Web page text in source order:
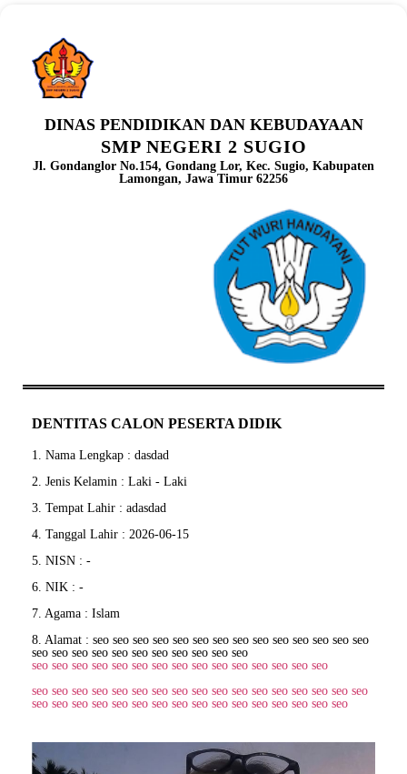
DINAS PENDIDIKAN DAN KEBUDAYAAN
SMP NEGERI 2 SUGIO
Jl. Gondanglor No.154, Gondang Lor, Kec. Sugio, Kabupaten
Lamongan, Jawa Timur 62256
DENTITAS CALON PESERTA DIDIK
1. Nama Lengkap : dasdad
2. Jenis Kelamin : Laki - Laki
3. Tempat Lahir : adasdad
4. Tanggal Lahir : 2026-06-15
5. NISN : -
6. NIK : -
7. Agama : Islam
8. Alamat : seo seo seo seo seo seo seo seo seo seo seo seo seo seo
seo seo seo seo seo seo seo seo seo seo seo
seo seo seo seo seo seo seo seo seo seo seo seo seo seo seo
seo seo seo seo seo seo seo seo seo seo seo seo seo seo seo seo seo
seo seo seo seo seo seo seo seo seo seo seo seo seo seo seo seo